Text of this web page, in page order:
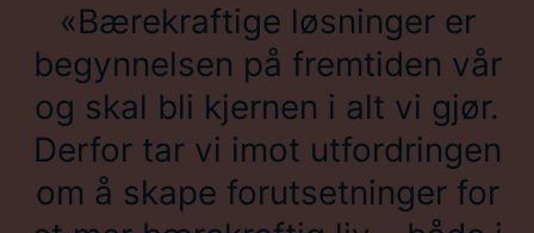
Bærekraftige løsninger er
begynnelsen på fremtiden vår
og skal bli kjernen i alt vi gjør.
Derfor tar vi imot utfordringen
om å skape forutsetninger for